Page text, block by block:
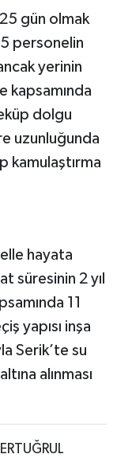
gün olmak
personelin
yerinin
kapsamında
dolgu
uzunluğunda
kamulaştırma
hayata
süresinin 2 yıl
11
yapısı inşa
Serik’te su
alınması